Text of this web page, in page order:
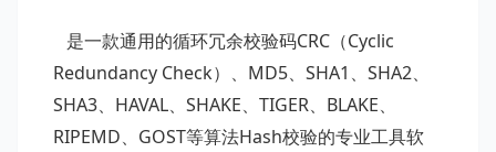
是一款通用的循环冗余校验码CRC （Cyclic
Redundancy Check）、 MD5 SHA1 SHA2
SHA3 HAVAL SHAKE TIGER BLAKE
RIPEMD GOST等算法Hash校验的专业工具软